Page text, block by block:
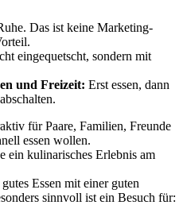
Das ist keine Marketing-
eingequetscht, sondern mit
und Freizeit: Erst essen, dann
für Paare, Familien, Freunde
essen wollen.
ein kulinarisches Erlebnis am
Essen mit einer guten
sinnvoll ist ein Besuch für: